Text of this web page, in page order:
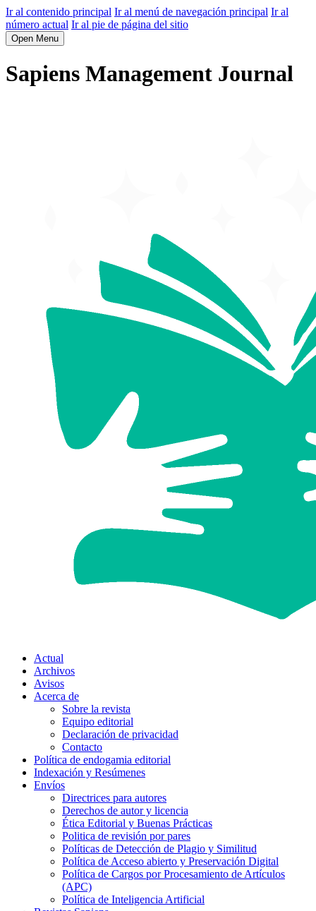
Ir al contenido principal Ir al menú de navegación principal Ir al
número actual Ir al pie de página del sitio
Open Menu
Sapiens Management Journal
Actual
Archivos
Avisos
Acerca de
Sobre la revista
Equipo editorial
Declaración de privacidad
Contacto
Política de endogamia editorial
Indexación y Resúmenes
Envíos
Directrices para autores
Derechos de autor y licencia
Ética Editorial y Buenas Prácticas
Politica de revisión por pares
Políticas de Detección de Plagio y Similitud
Política de Acceso abierto y Preservación Digital
Política de Cargos por Procesamiento de Artículos
(APC)
Política de Inteligencia Artificial